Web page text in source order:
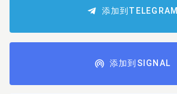
添加到TELEGRAM
添加到SIGNAL